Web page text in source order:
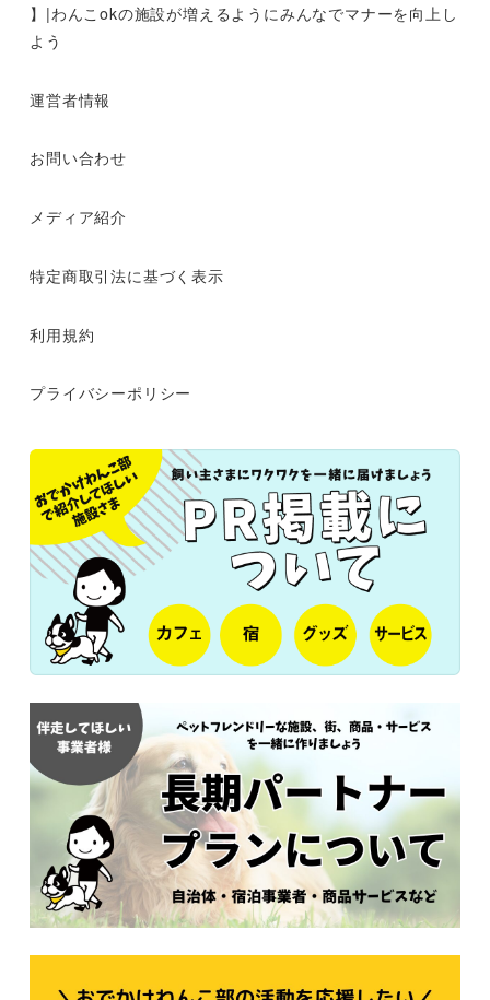
】|わんこokの施設が増えるようにみんなでマナーを向上し
よう
運営者情報
お問い合わせ
メディア紹介
特定商取引法に基づく表示
利用規約
プライバシーポリシー